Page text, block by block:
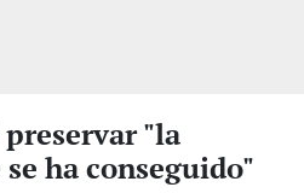
"la
ha conseguido"